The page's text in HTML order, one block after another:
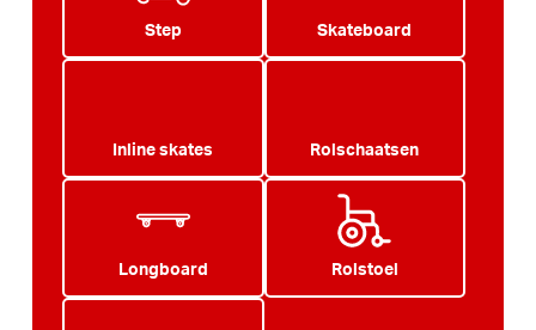
Step Skateboard
Inline skates Rolschaatsen
Longboard Rolstoel